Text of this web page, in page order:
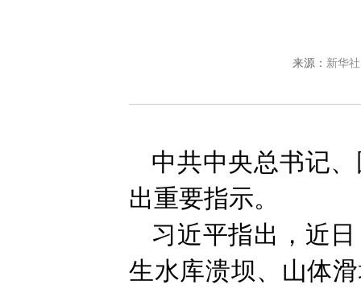
来源： 新华社
中共中央总书记
出重要指示。
习近平指出，近
生水库溃坝、山体